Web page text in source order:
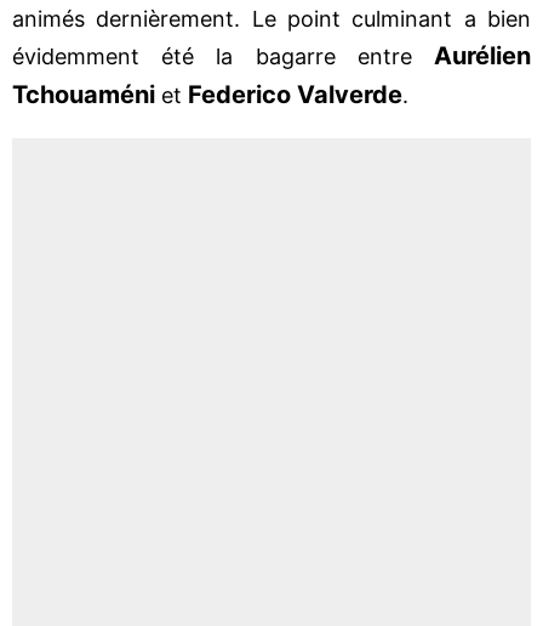
animés dernièrement. Le point culminant a bien
évidemment été la bagarre entreAurélien
Tchouaméni et Federico Valverde.